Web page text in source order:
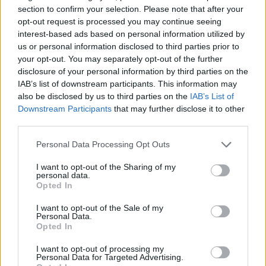
section to confirm your selection. Please note that after your
opt-out request is processed you may continue seeing
interest-based ads based on personal information utilized by
us or personal information disclosed to third parties prior to
your opt-out. You may separately opt-out of the further
disclosure of your personal information by third parties on the
IAB’s list of downstream participants. This information may
also be disclosed by us to third parties on the IAB’s List of
Downstream Participants that may further disclose it to other
Personal Data Processing Opt Outs
I want to opt-out of the Sharing of my
personal data.
Opted In
I want to opt-out of the Sale of my
Personal Data.
Opted In
I want to opt-out of processing my
Personal Data for Targeted Advertising.
stagione (oltre 11 milioni di euro), con una somma di 8,4
milioni pagati immediatamente al momento della firma.
Questo contratto avrebbe trasformato De Gea nel portiere
più pagato al mondo, superando il compagno di reparto
Manuel Neuer, che con il Bayern percepisce 10 milioni
annui.